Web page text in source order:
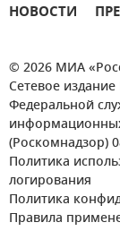
НОВОСТИ
© 2026 МИА
Сетевое
Федеральной
(Роскомнадзор)
Политика
логирования
Политика
Правила